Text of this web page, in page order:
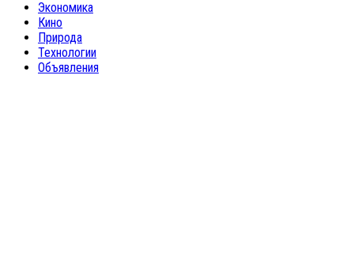
Экономика
Кино
Природа
Технологии
Объявления